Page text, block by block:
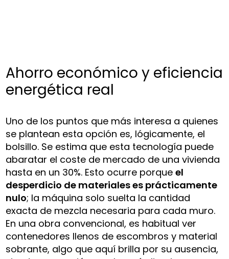
Ahorro económico y eficiencia
energética real
Uno de los puntos que más interesa a quienes
se plantean esta opción es, lógicamente, el
bolsillo. Se estima que esta tecnología puede
abaratar el coste de mercado de una vivienda
hasta en un 30%. Esto ocurre porqueel
desperdicio de materiales es prácticamente
nulo; la máquina solo suelta la cantidad
exacta de mezcla necesaria para cada muro.
En una obra convencional, es habitual ver
contenedores llenos de escombros y material
sobrante, algo que aquí brilla por su ausencia,